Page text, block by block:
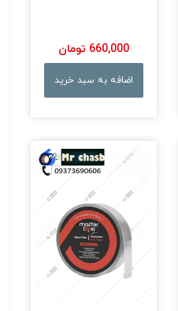
660,000 تومان
اضافه به سبد خرید